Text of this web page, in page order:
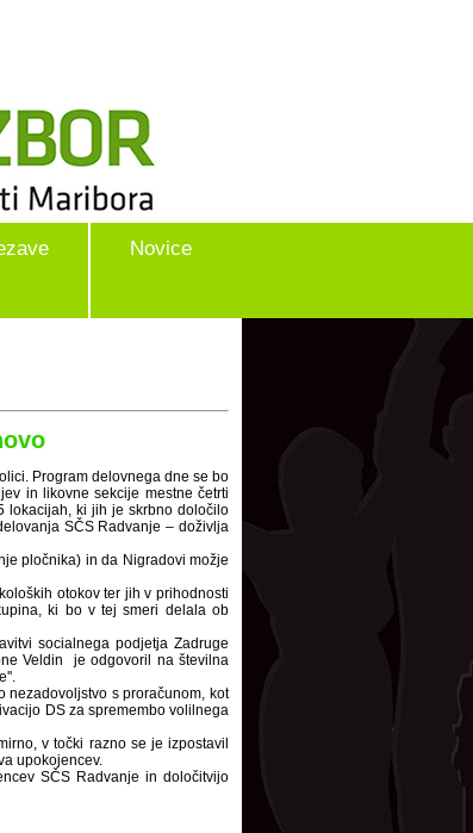
Novice
Program delovnega dne se bo
in likovne sekcije mestne četrti
lokacijah, ki jih je skrbno določilo
SČS Radvanje – doživlja
pločnika) in da Nigradovi možje
otokov ter jih v prihodnosti
ki bo v tej smeri delala ob
socialnega podjetja Zadruge
Veldin je odgovoril na številna
nezadovoljstvo s proračunom, kot
DS za spremembo volilnega
v točki razno se je izpostavil
upokojencev.
SČS Radvanje in določitvijo